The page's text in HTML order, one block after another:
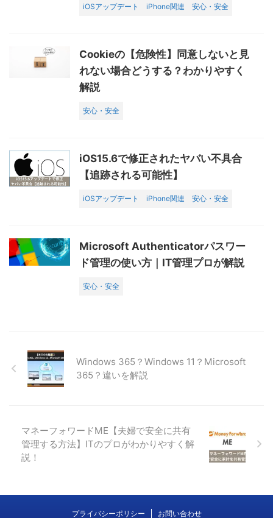
iOSアップデート iPhone関連 安心・安全
Cookieの【危険性】同意しないと見
れない場合どうする？わかりやすく
解説
安心・安全
iOS15.6で修正されたヤバい不具合
【追跡される可能性】
iOSアップデート iPhone関連 安心・安全
Microsoft Authenticatorパスワー
ド管理の使い方｜IT管理プロが解説
安心・安全
Windows 365？Windows 11？Microsoft
365？違いを解説
マネーフォワードME【夫婦で安全に共有
管理する方法】ITのプロがわかりやすく解
説！
プライバシーポリシー お問い合わせ